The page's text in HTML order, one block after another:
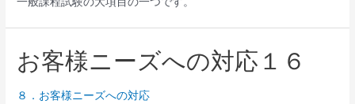
お客様ニーズへの対応１６
８．お客様ニーズへの対応